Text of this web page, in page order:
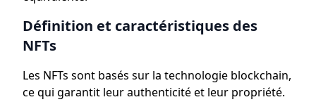
Définition et caractéristiques des
NFTs
Les NFTs sont basés sur la technologie blockchain,
ce qui garantit leur authenticité et leur propriété.